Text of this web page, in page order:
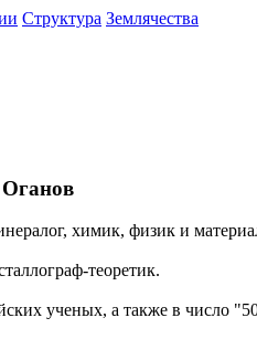
Структура Землячества
химик, физик и
теоретик.
ученых, а также в число